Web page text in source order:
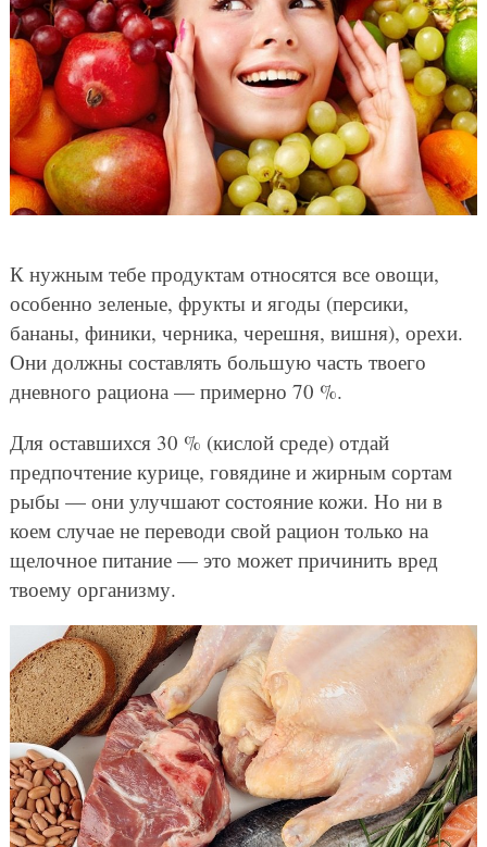
К нужным тебе продуктам относятся все овощи,
особенно зеленые, фрукты и ягоды (персики,
бананы, финики, черника, черешня, вишня), орехи.
Они должны составлять большую часть твоего
дневного рациона — примерно 70 %.
Для оставшихся 30 % (кислой среде) отдай
предпочтение курице, говядине и жирным сортам
рыбы — они улучшают состояние кожи. Но ни в
коем случае не переводи свой рацион только на
щелочное питание — это может причинить вред
твоему организму.